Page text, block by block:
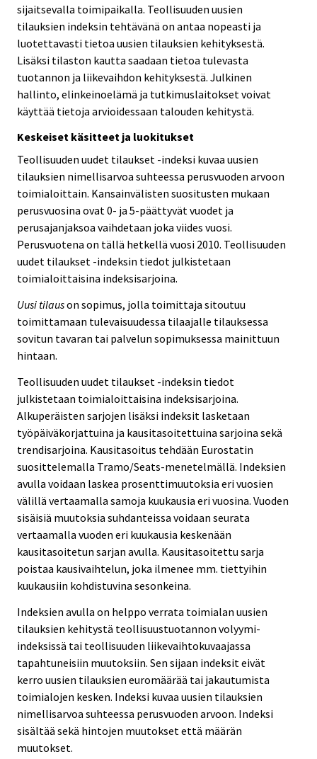
sijaitsevalla toimipaikalla. Teollisuuden uusien
tilauksien indeksin tehtävänä on antaa nopeasti ja
luotettavasti tietoa uusien tilauksien kehityksestä.
Lisäksi tilaston kautta saadaan tietoa tulevasta
tuotannon ja liikevaihdon kehityksestä. Julkinen
hallinto, elinkeinoelämä ja tutkimuslaitokset voivat
käyttää tietoja arvioidessaan talouden kehitystä.
Keskeiset käsitteet ja luokitukset
Teollisuuden uudet tilaukset -indeksi kuvaa uusien
tilauksien nimellisarvoa suhteessa perusvuoden arvoon
toimialoittain. Kansainvälisten suositusten mukaan
perusvuosina ovat 0- ja 5-päättyvät vuodet ja
perusajanjaksoa vaihdetaan joka viides vuosi.
Perusvuotena on tällä hetkellä vuosi 2010. Teollisuuden
uudet tilaukset -indeksin tiedot julkistetaan
toimialoittaisina indeksisarjoina.
Uusi tilauson sopimus, jolla toimittaja sitoutuu
toimittamaan tulevaisuudessa tilaajalle tilauksessa
sovitun tavaran tai palvelun sopimuksessa mainittuun
hintaan.
Teollisuuden uudet tilaukset -indeksin tiedot
julkistetaan toimialoittaisina indeksisarjoina.
Alkuperäisten sarjojen lisäksi indeksit lasketaan
työpäiväkorjattuina ja kausitasoitettuina sarjoina sekä
trendisarjoina. Kausitasoitus tehdään Eurostatin
suosittelemalla Tramo/Seats-menetelmällä. Indeksien
avulla voidaan laskea prosenttimuutoksia eri vuosien
välillä vertaamalla samoja kuukausia eri vuosina. Vuoden
sisäisiä muutoksia suhdanteissa voidaan seurata
vertaamalla vuoden eri kuukausia keskenään
kausitasoitetun sarjan avulla. Kausitasoitettu sarja
poistaa kausivaihtelun, joka ilmenee mm. tiettyihin
kuukausiin kohdistuvina sesonkeina.
Indeksien avulla on helppo verrata toimialan uusien
tilauksien kehitystä teollisuustuotannon volyymi-
indeksissä tai teollisuuden liikevaihtokuvaajassa
tapahtuneisiin muutoksiin. Sen sijaan indeksit eivät
kerro uusien tilauksien euromäärää tai jakautumista
toimialojen kesken. Indeksi kuvaa uusien tilauksien
nimellisarvoa suhteessa perusvuoden arvoon. Indeksi
sisältää sekä hintojen muutokset että määrän
muutokset.